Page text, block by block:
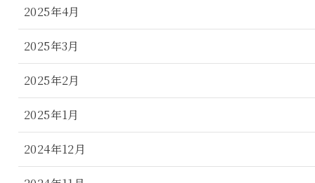
2025年4月
2025年3月
2025年2月
2025年1月
2024年12月